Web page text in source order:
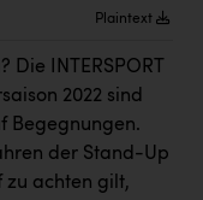
Plaintext
INTERSPORT
2022 sind
Begegnungen.
der Stand-Up
zu achten gilt,